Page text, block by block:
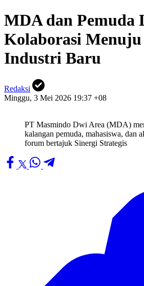
MDA dan Pemuda
Kolaborasi
Industri Baru
Redaksi
Minggu, 3 Mei 2026 19:37 +08
PT Masmindo Dwi Area (MDA)
kalangan pemuda, mahasiswa, dan
forum bertajuk Sinergi Strategis